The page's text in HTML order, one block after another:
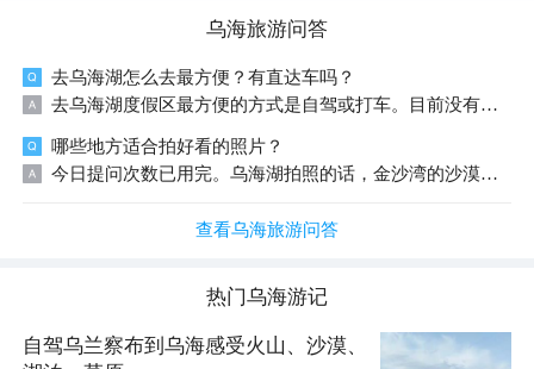
乌海旅游问答
去乌海湖怎么去最方便？有直达车吗？
去乌海湖度假区最方便的方式是自驾或打车。目前没有直达的公共交通，建议您提前规划好交通方式。
哪些地方适合拍好看的照片？
今日提问次数已用完。乌海湖拍照的话，金沙湾的沙漠湖景、码头附近的芦苇丛和日落时分的环湖路都很出片。
查看乌海旅游问答
热门乌海游记
自驾乌兰察布到乌海感受火山、沙漠、